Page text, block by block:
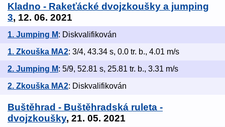
Kladno - Rakeťácké dvojzkoušky a jumping
3, 12. 06. 2021
1. Jumping M: Diskvalifikován
1. Zkouška MA2: 3/4, 43.34 s, 0.0 tr. b., 4.01 m/s
2. Jumping M: 5/9, 52.81 s, 25.81 tr. b., 3.31 m/s
2. Zkouška MA2: Diskvalifikován
Buštěhrad - Buštěhradská ruleta -
dvojzkoušky, 21. 05. 2021